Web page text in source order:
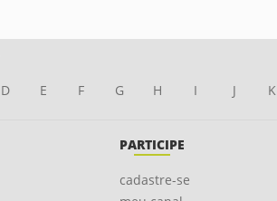
D E F G H I J K
PARTICIPE
cadastre-se